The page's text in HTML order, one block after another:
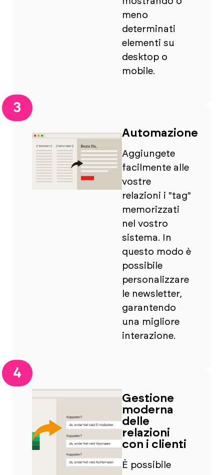
meno
determinati
elementi su
desktop o
mobile.
3
Automazione
Aggiungete
facilmente alle
vostre
relazioni i "tag"
memorizzati
nel vostro
sistema. In
questo modo è
possibile
personalizzare
le newsletter,
garantendo
una migliore
interazione.
4
Gestione
moderna
delle
relazioni
con i clienti
È possibile